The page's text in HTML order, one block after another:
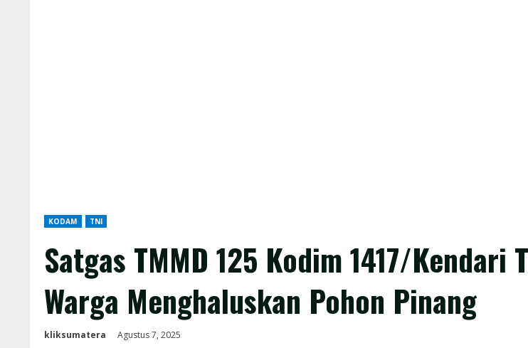
KODAM TNI
Satgas TMMD 125 Kodim 1417/
Warga Menghaluskan Pohon Pinang
kliksumatera Agustus 7, 2025